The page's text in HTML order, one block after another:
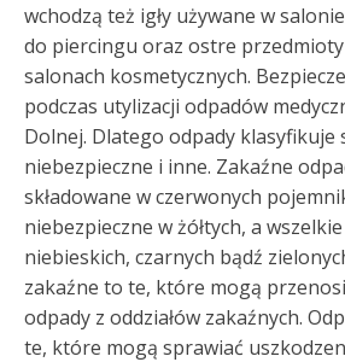
wchodzą też igły używane w
do piercingu oraz ostre
salonach kosmetycznych.
podczas utylizacji odpadów
Dolnej. Dlatego odpady klasyfikuje
niebezpieczne i inne. Zakaźne
składowane w czerwonych
niebezpieczne w żółtych, a
niebieskich, czarnych bądź
zakaźne to te, które mogą
odpady z oddziałów zakaźnych.
te, które mogą sprawiać